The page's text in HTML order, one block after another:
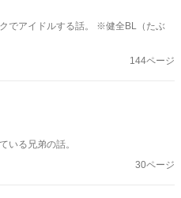
ルする話。 ※健全BL（たぶ
144ページ
いる兄弟の話。
30ページ